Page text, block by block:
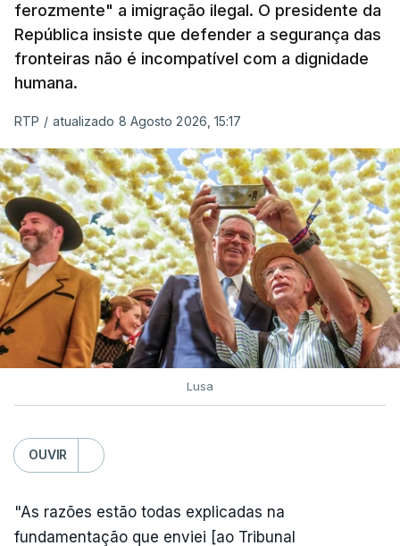
ferozmente" a imigração ilegal. O presidente da
República insiste que defender a segurança das
fronteiras não é incompatível com a dignidade
humana.
RTP / atualizado 8 Agosto 2026, 15:17
Lusa
OUVIR
"As razões estão todas explicadas na
fundamentação que enviei [ao Tribunal